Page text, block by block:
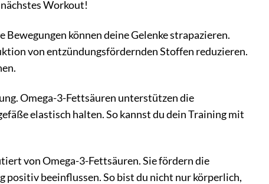
Workout!
Bewegungen können deine Gelenke strapazieren.
von entzündungsfördernden Stoffen reduzieren.
Omega-3-Fettsäuren unterstützen die
elastisch halten. So kannst du dein Training mit
von Omega-3-Fettsäuren. Sie fördern die
positiv beeinflussen. So bist du nicht nur körperlich,